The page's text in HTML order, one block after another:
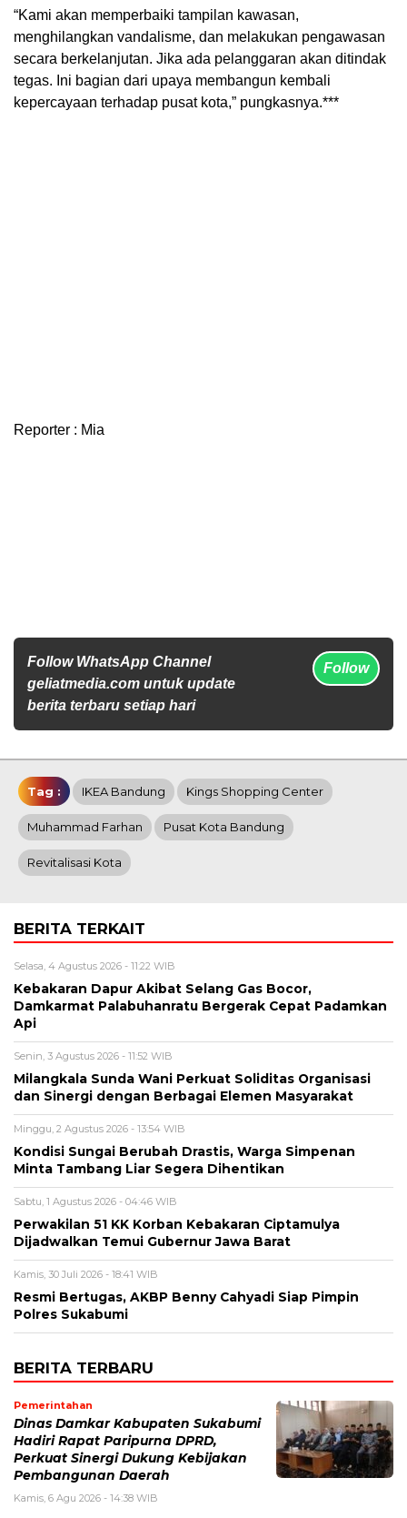
“Kami akan memperbaiki tampilan kawasan,
menghilangkan vandalisme, dan melakukan pengawasan
secara berkelanjutan. Jika ada pelanggaran akan ditindak
tegas. Ini bagian dari upaya membangun kembali
kepercayaan terhadap pusat kota,” pungkasnya.***
Reporter : Mia
Follow WhatsApp Channel
geliatmedia.com untuk update
berita terbaru setiap hari
Follow
Tag : IKEA Bandung Kings Shopping Center
Muhammad Farhan Pusat Kota Bandung
Revitalisasi Kota
BERITA TERKAIT
Selasa, 4 Agustus 2026 - 11:22 WIB
Kebakaran Dapur Akibat Selang Gas Bocor,
Damkarmat Palabuhanratu Bergerak Cepat Padamkan
Api
Senin, 3 Agustus 2026 - 11:52 WIB
Milangkala Sunda Wani Perkuat Soliditas Organisasi
dan Sinergi dengan Berbagai Elemen Masyarakat
Minggu, 2 Agustus 2026 - 13:54 WIB
Kondisi Sungai Berubah Drastis, Warga Simpenan
Minta Tambang Liar Segera Dihentikan
Sabtu, 1 Agustus 2026 - 04:46 WIB
Perwakilan 51 KK Korban Kebakaran Ciptamulya
Dijadwalkan Temui Gubernur Jawa Barat
Kamis, 30 Juli 2026 - 18:41 WIB
Resmi Bertugas, AKBP Benny Cahyadi Siap Pimpin
Polres Sukabumi
BERITA TERBARU
Pemerintahan
Dinas Damkar Kabupaten Sukabumi
Hadiri Rapat Paripurna DPRD,
Perkuat Sinergi Dukung Kebijakan
Pembangunan Daerah
Kamis, 6 Agu 2026 - 14:38 WIB